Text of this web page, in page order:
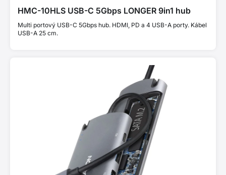
HMC-10HLS USB-C 5Gbps LONGER 9in1 hub
Multi portový USB-C 5Gbps hub. HDMI, PD a 4 USB-A porty. Kábel
USB-A 25 cm.